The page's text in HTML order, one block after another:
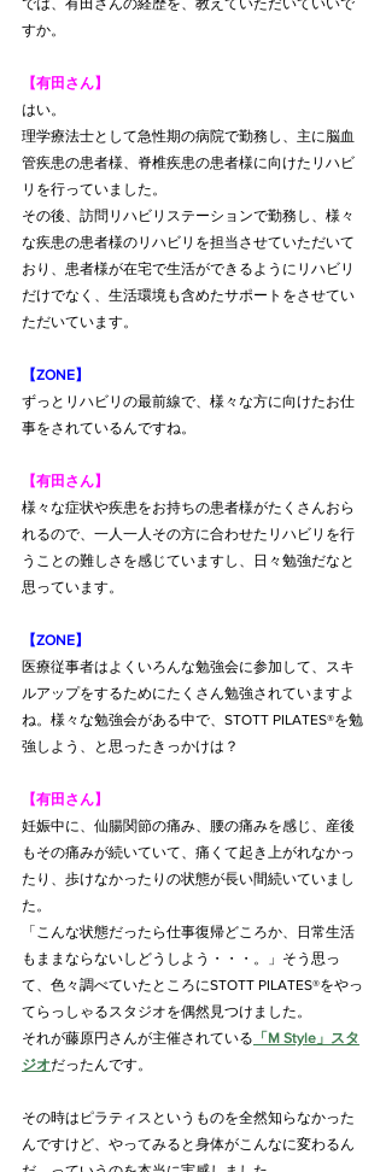
では、有田さんの経歴を、教えていただいていいで
すか。
【有田さん】
はい。
理学療法士として急性期の病院で勤務し、主に脳血
管疾患の患者様、脊椎疾患の患者様に向けたリハビ
リを行っていました。
その後、訪問リハビリステーションで勤務し、様々
な疾患の患者様のリハビリを担当させていただいて
おり、患者様が在宅で生活ができるようにリハビリ
だけでなく、生活環境も含めたサポートをさせてい
ただいています。
【ZONE】
ずっとリハビリの最前線で、様々な方に向けたお仕
事をされているんですね。
【有田さん】
様々な症状や疾患をお持ちの患者様がたくさんおら
れるので、一人一人その方に合わせたリハビリを行
うことの難しさを感じていますし、日々勉強だなと
思っています。
【ZONE】
医療従事者はよくいろんな勉強会に参加して、スキ
ルアップをするためにたくさん勉強されていますよ
ね。様々な勉強会がある中で、STOTT PILATES®を勉
強しよう、と思ったきっかけは？
【有田さん】
妊娠中に、仙腸関節の痛み、腰の痛みを感じ、産後
もその痛みが続いていて、痛くて起き上がれなかっ
たり、歩けなかったりの状態が長い間続いていまし
た。
「こんな状態だったら仕事復帰どころか、日常生活
もままならないしどうしよう・・・。」そう思っ
て、色々調べていたところにSTOTT PILATES®をやっ
てらっしゃるスタジオを偶然見つけました。
それが藤原円さんが主催されている 「M Style」スタ
ジオだったんです。
その時はピラティスというものを全然知らなかった
んですけど、やってみると身体がこんなに変わるん